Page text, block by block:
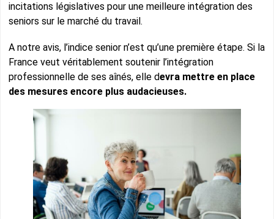
incitations législatives pour une meilleure intégration des
seniors sur le marché du travail.
A notre avis, l’indice senior n’est qu’une première étape. Si la
France veut véritablement soutenir l’intégration
professionnelle de ses aînés, elle devra mettre en place
des mesures encore plus audacieuses.